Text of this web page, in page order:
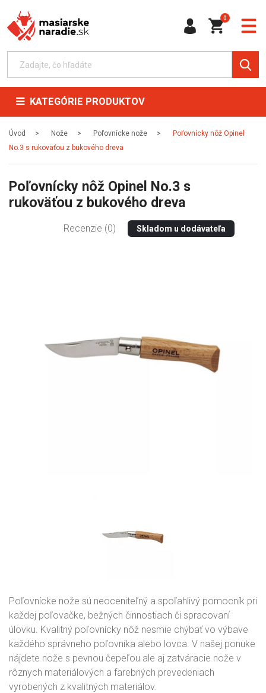
0
KATEGÓRIE PRODUKTOV
Úvod Nože Poľovnícke nože
Poľovnícky nôž Opinel
No.3 s rukoväťou z bukového dreva
Poľovnícky nôž Opinel No.3 s
rukoväťou z bukového dreva
Recenzie (0) Skladom u dodávateľa
Poľovnícke nože sú neoceniteľný a spoľahlivý pomocník pri
každej poľovačke, bežných činnostiach či spracovaní
úlovku. Kvalitný poľovnícky nôž nesmie chýbať vo výbave
každého správneho poľovníka alebo lovca. V našej ponuke
nájdete nože s pevnou čepeľou ale aj zatváracie nože v
rôznych materiálových a farebných prevedeniach
vyrobených z kvalitných materiálov.